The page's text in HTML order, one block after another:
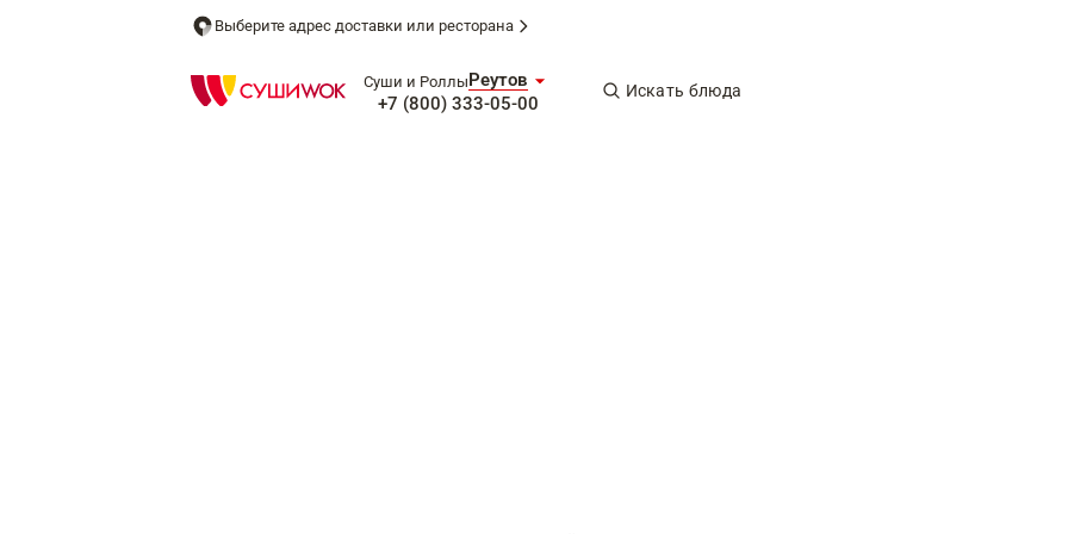
Выберите адрес доставки или ресторана
Суши и РоллыРеутов
+7 (800) 333-05-00
Искать блюда